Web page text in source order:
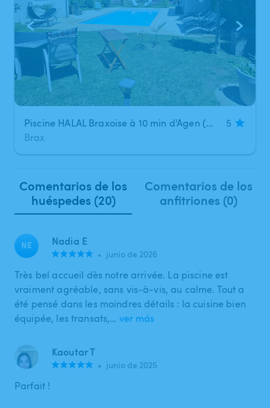
Piscine HALAL Braxoise à 10 min d'Agen (Brax)
5
Brax
Comentarios de los
huéspedes (20)
Comentarios de los
anfitriones (0)
NE Nadia E
• junio de 2026
Très bel accueil dès notre arrivée. La piscine est
vraiment agréable, sans vis-à-vis, au calme. Tout a
été pensé dans les moindres détails : la cuisine bien
équipée, les transats,… ver más
Kaoutar T
• junio de 2025
Parfait !